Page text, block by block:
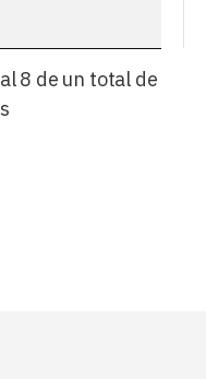
8 de un total de